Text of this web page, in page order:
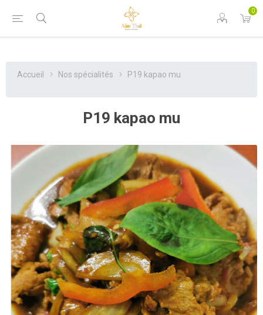
0
Accueil Nos spécialités P19 kapao mu
P19 kapao mu